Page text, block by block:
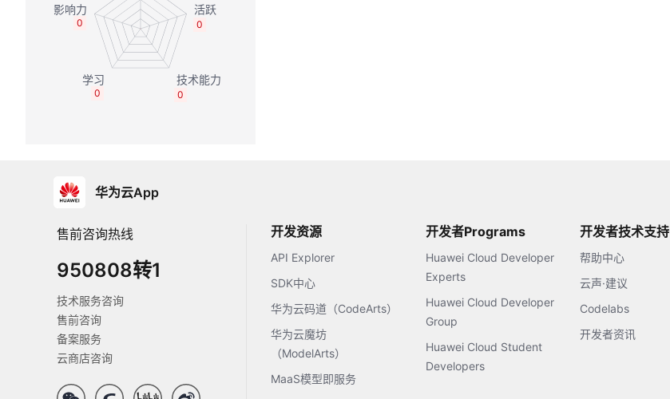
0
0
0
0
华为云App
售前咨询热线
950808转1
技术服务咨询
售前咨询
备案服务
云商店咨询
开发资源
API Explorer
SDK中心
华为云码道（CodeArts）
华为云魔坊
（ModelArts）
MaaS模型即服务
开发者Programs
Huawei Cloud Developer
Experts
Huawei Cloud Developer
Group
Huawei Cloud Student
Developers
开发者技术支持
帮助中心
云声·建议
Codelabs
开发者资讯